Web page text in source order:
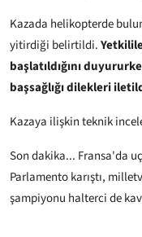
Kazada helikopterde
yitirdiği belirtildi.
başlatıldığını
başsağlığı dilekleri
Kazaya ilişkin teknik
Son dakika... Fransa'da
Parlamento karıştı,
şampiyonu halterci de